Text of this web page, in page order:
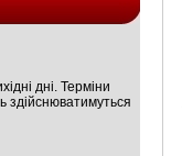
дні. Терміни
здійснюватимуться